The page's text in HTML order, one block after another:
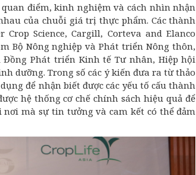
điểm, kinh nghiệm và cách nhìn nhận
của chuỗi giá trị thực phẩm. Các thành
Science, Cargill, Corteva and Elanco
Bộ Nông nghiệp và Phát triển Nông thôn,
Đồng Phát triển Kinh tế Tư nhân, Hiệp hội
dưỡng. Trong số các ý kiến đưa ra từ thảo
để nhận biết được các yếu tố cấu thành
hệ thống cơ chế chính sách hiệu quả để
mà sự tin tưởng và cam kết có thể đảm